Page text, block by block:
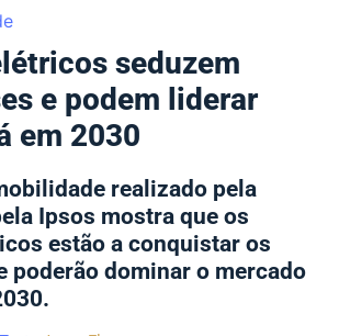
seduzem
e podem liderar
em 2030
realizado pela
Ipsos mostra que os
estão a conquistar os
poderão dominar o mercado